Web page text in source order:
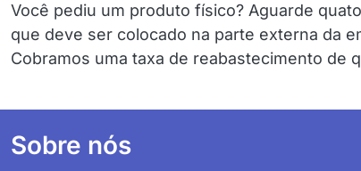
Você pediu um produto físico? Aguarde
que deve ser colocado na parte externa da
Cobramos uma taxa de reabastecimento de
Footer
Sobre nós